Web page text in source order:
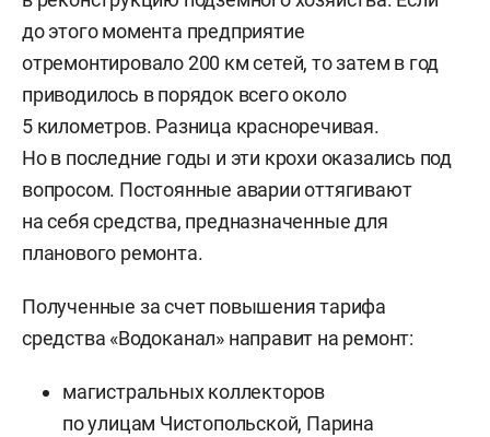
до этого момента предприятие
отремонтировало 200 км сетей, то затем в год
приводилось в порядок всего около
5 километров. Разница красноречивая.
Но в последние годы и эти крохи оказались под
вопросом. Постоянные аварии оттягивают
на себя средства, предназначенные для
планового ремонта.
Полученные за счет повышения тарифа
средства «Водоканал» направит на ремонт:
магистральных коллекторов
по улицам Чистопольской, Парина